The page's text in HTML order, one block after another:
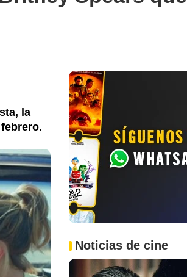
la
Noticias de cine